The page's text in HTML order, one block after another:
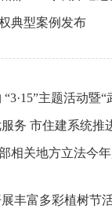
典型案例发布
主题活动暨
务 市住建系统推
相关地方立法
丰富多彩植树节